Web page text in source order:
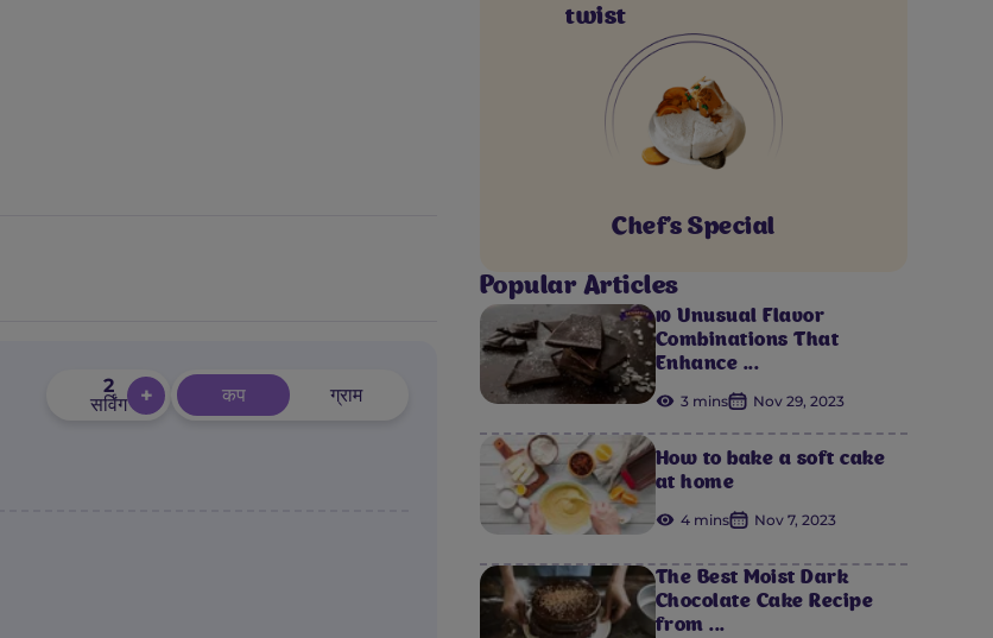
2
सर्विंग
+ कप ग्राम
twist
Chef's Special
Popular Articles
10 Unusual Flavor
Combinations That
Enhance ...
3 mins Nov 29, 2023
How to bake a soft cake
at home
4 mins Nov 7, 2023
The Best Moist Dark
Chocolate Cake Recipe
from ...